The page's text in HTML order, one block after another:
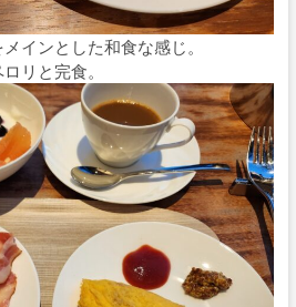
インとした和食な感じ。
リと完食。